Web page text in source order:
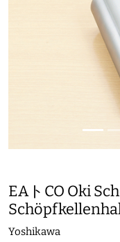
EAトCO Oki
Yoshikawa